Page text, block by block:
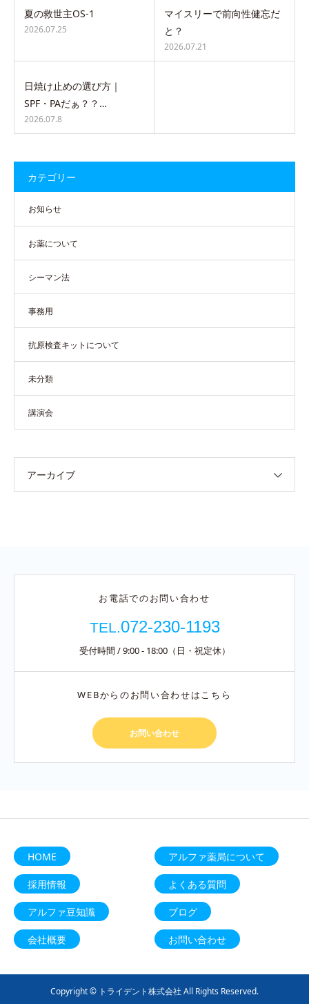
夏の救世主OS-1
2026.07.25
マイスリーで前向性健忘だ
と？
2026.07.21
日焼け止めの選び方｜
SPF・PAだぁ？？…
2026.07.8
カテゴリー
お知らせ
お薬について
シーマン法
事務用
抗原検査キットについて
未分類
講演会
アーカイブ
お電話でのお問い合わせ
TEL.072-230-1193
受付時間 / 9:00 - 18:00（日・祝定休）
WEBからのお問い合わせはこちら
お問い合わせ
HOME アルファ薬局について
採用情報 よくある質問
アルファ豆知識 ブログ
会社概要 お問い合わせ
Copyright © トライデント株式会社 All Rights Reserved.